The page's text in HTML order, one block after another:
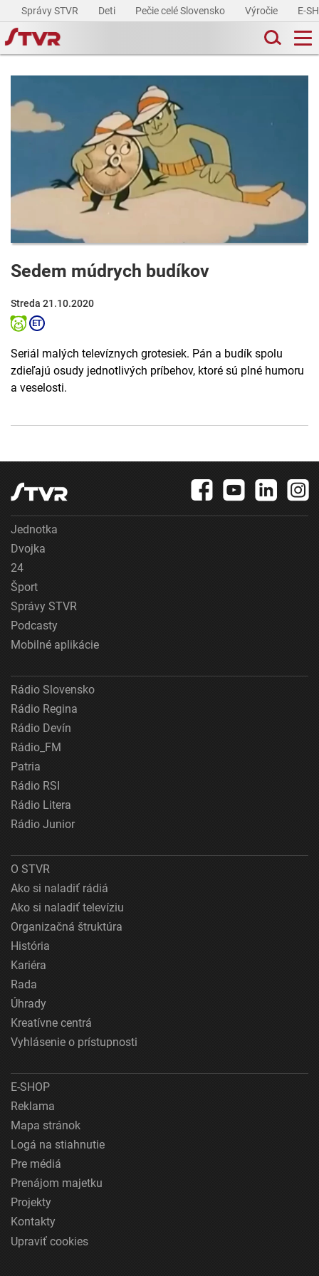
Správy STVR Deti Pečie celé Slovensko Výročie E-
Sedem múdrych budíkov
Streda 21.10.2020
Seriál malých televíznych grotesiek. Pán a budík spolu
zdieľajú osudy jednotlivých príbehov, ktoré sú plné humoru
a veselosti.
Jednotka
Dvojka
24
Šport
Správy STVR
Podcasty
Mobilné aplikácie
Rádio Slovensko
Rádio Regina
Rádio Devín
Rádio_FM
Patria
Rádio RSI
Rádio Litera
Rádio Junior
O STVR
Ako si naladiť rádiá
Ako si naladiť televíziu
Organizačná štruktúra
História
Kariéra
Rada
Úhrady
Kreatívne centrá
Vyhlásenie o prístupnosti
E-SHOP
Reklama
Mapa stránok
Logá na stiahnutie
Pre médiá
Prenájom majetku
Projekty
Kontakty
Upraviť cookies